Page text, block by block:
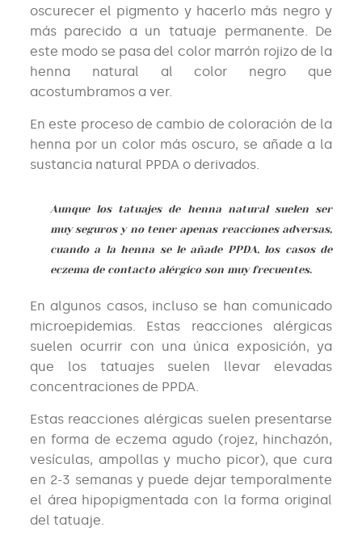
oscurecer el pigmento y hacerlo más negro y
más parecido a un tatuaje permanente. De
este modo se pasa del color marrón rojizo de la
henna natural al color negro que
acostumbramos a ver.
En este proceso de cambio de coloración de la
henna por un color más oscuro, se añade a la
sustancia natural PPDA o derivados.
Aunque los tatuajes de henna natural suelen ser
muy seguros y no tener apenas reacciones adversas,
cuando a la henna se le añade PPDA, los casos de
eczema de contacto alérgico son muy frecuentes.
En algunos casos, incluso se han comunicado
microepidemias. Estas reacciones alérgicas
suelen ocurrir con una única exposición, ya
que los tatuajes suelen llevar elevadas
concentraciones de PPDA.
Estas reacciones alérgicas suelen presentarse
en forma de eczema agudo (rojez, hinchazón,
vesículas, ampollas y mucho picor), que cura
en 2-3 semanas y puede dejar temporalmente
el área hipopigmentada con la forma original
del tatuaje.